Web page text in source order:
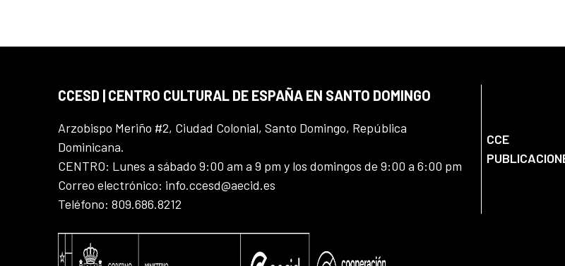
CCESD | CENTRO CULTURAL DE ESPAÑA EN SANTO DOMINGO
Arzobispo Meriño #2, Ciudad Colonial, Santo Domingo, República
Dominicana.
CENTRO: Lunes a sábado 9:00 am a 9 pm y los domingos de 9:00 a 6:00 pm
Correo electrónico: info.ccesd@aecid.es
Teléfono: 809.686.8212
CCE